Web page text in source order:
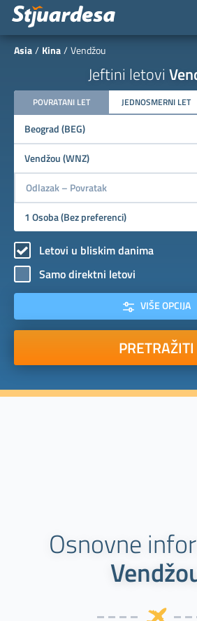
Asia Kina Vendžou
Jeftini letovi
POVRATANI LET JEDNOSMERNI LET
Letovi u bliskim danima
Samo direktni letovi
VIŠE OPCIJA
PRETRAŽITI
Osnovne